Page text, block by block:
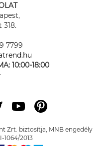
318.
7799
10:00-18:00
Zrt. biztosítja, MNB engedély
1064/2013